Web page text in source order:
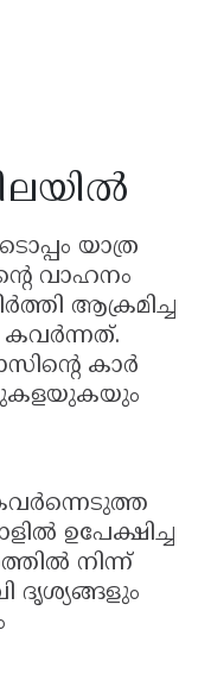
യാത്ര
വാഹനം
ആക്രമിച്ച
കവർന്നത്.
കാർ
ഉപേക്ഷിച്ച
നിന്ന്
ദൃശ്യങ്ങളും